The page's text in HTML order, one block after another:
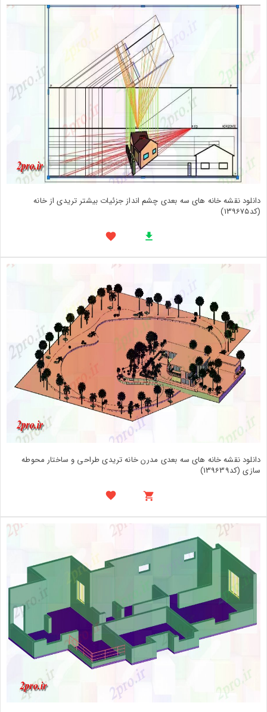
دانلود نقشه خانه های سه بعدی چشم انداز جزئیات بیشتر تریدی از خانه
(کد139675)
دانلود نقشه خانه های سه بعدی مدرن خانه تریدی طراحی و ساختار محوطه
سازی (کد139639)